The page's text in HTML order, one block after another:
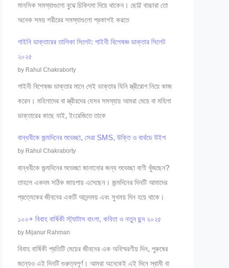
মানসিক সমস্যাগুলো বুঝে চিকিৎসা দিয়ে থাকেন। ছোট্ট বাচ্চারা তো
অনেক সময় শরীরের সমস্যাগুলো প্রকাশই করতে
গাইনি ডাক্তারের তালিকা সিলেট: গাইনী বিশেষজ্ঞ ডাক্তার সিলেট
২০২৫
by Rahul Chakraborty
গাইনী বিশেষজ্ঞ ডাক্তার মানে সেই ডাক্তার যিনি স্ত্রীরোগ নিয়ে কাজ
করেন। মহিলাদের বা স্ত্রীরদের যেসব সমস্যায় আমরা মেয়ে বা মহিলা
ডাক্তারের কাছে যাই, ইংরেজিতে তাকে
বান্ধবীকে জন্মদিনের শুভেচ্ছা, সেরা SMS, উক্তি ও বার্থডে উইশ
by Rahul Chakraborty
বান্ধবীকে জন্মদিনের শুভেচ্ছা জানানোর জন্য শুভেচ্ছা বাণী খুঁজছেন?
তাহলে একদম সঠিক জায়গায় এসেছেন। জন্মদিনের দিনটি আমাদের
প্রত্যেকের জীবনের একটি আনন্দময় এবং সুখময় দিন হয়ে থাকে।
১০০+ বিবাহ বার্ষিকী স্ট্যাটাস বাংলা, কবিতা ও নতুন ছন্দ ২০২৫
by Mijanur Rahman
বিবাহ বার্ষিকী প্রতিটি মেয়ের জীবনের এক অবিস্মরণীয় দিন, পুরুষের
জন্যেও এই দিনটি গুরুত্বপূর্ণ। আমরা অনেকেই এই দিনে স্বামী বা